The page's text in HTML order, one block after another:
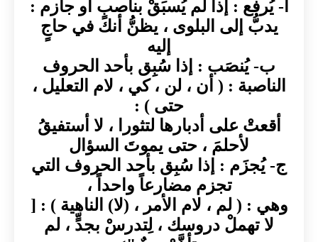
أ- يُرفع : إذا لم يُسبَقْ بناصبٍ أو جازم :
يدبُّ إلى البلوى ، يظنُّ أنك في حاجٍ
إليه
ب- يُنصَب : إذا سُبِق بأحد الحروف
الناصبة : ( أن ، لن ، كي ، لام التعليل ،
حتى ) :
أقعتْ على أدبارها لتثورا ، لا أستفيقُ
لأحلمَ ، حتى يموتَ السؤال
ج- يُجزَم : إذا سُبِق بأحد الحروف التي
تجزم مضارعاً واحداً ،
وهي : ( لم ، لام الأمر ، (لا) الناهية ) : [
لا تهملْ دروسك ، لِتدرسْ بجدٍّ ، لم